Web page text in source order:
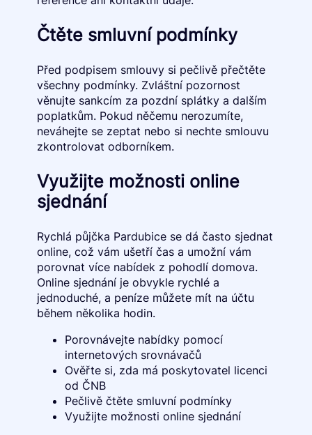
Čtěte smluvní podmínky
Před podpisem smlouvy si pečlivě přečtěte
všechny podmínky. Zvláštní pozornost
věnujte sankcím za pozdní splátky a dalším
poplatkům. Pokud něčemu nerozumíte,
neváhejte se zeptat nebo si nechte smlouvu
zkontrolovat odborníkem.
Využijte možnosti online
sjednání
Rychlá půjčka Pardubice se dá často sjednat
online, což vám ušetří čas a umožní vám
porovnat více nabídek z pohodlí domova.
Online sjednání je obvykle rychlé a
jednoduché, a peníze můžete mít na účtu
během několika hodin.
Porovnávejte nabídky pomocí
internetových srovnávačů
Ověřte si, zda má poskytovatel licenci
od ČNB
Pečlivě čtěte smluvní podmínky
Využijte možnosti online sjednání